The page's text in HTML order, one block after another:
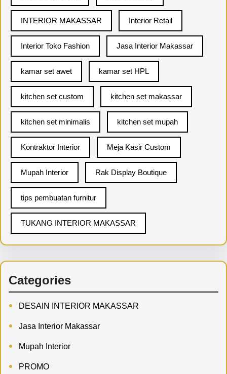
INTERIOR MAKASSAR Interior Retail
Interior Toko Fashion Jasa Interior Makassar
kamar set awet kamar set HPL
kitchen set custom kitchen set makassar
kitchen set minimalis kitchen set mupah
Kontraktor Interior Meja Kasir Custom
Mupah Interior Rak Display Boutique
tips pembuatan furnitur
TUKANG INTERIOR MAKASSAR
Categories
DESAIN INTERIOR MAKASSAR
Jasa Interior Makassar
Mupah Interior
PROMO